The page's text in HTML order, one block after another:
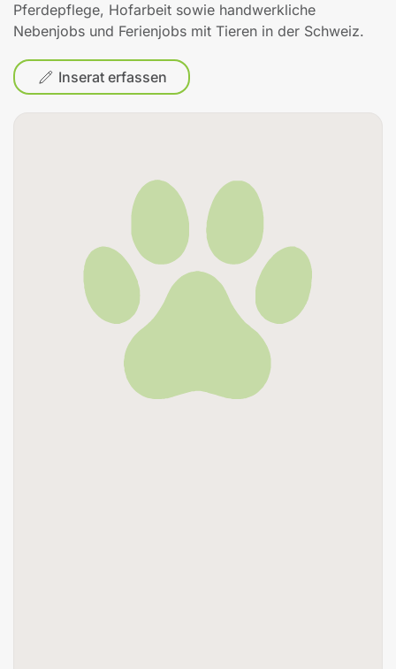
Pferdepflege, Hofarbeit sowie handwerkliche
Nebenjobs und Ferienjobs mit Tieren in der Schweiz.
Inserat erfassen